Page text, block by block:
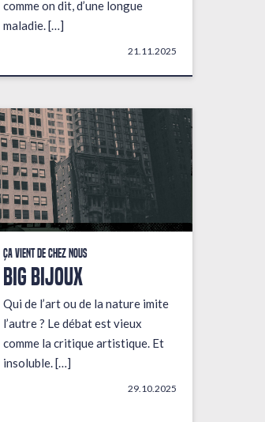
comme on dit, d’une longue
maladie. […]
21.11.2025
Ça vient de chez nous
BIG BIJOUX
Qui de l’art ou de la nature imite
l’autre ? Le débat est vieux
comme la critique artistique. Et
insoluble. […]
29.10.2025